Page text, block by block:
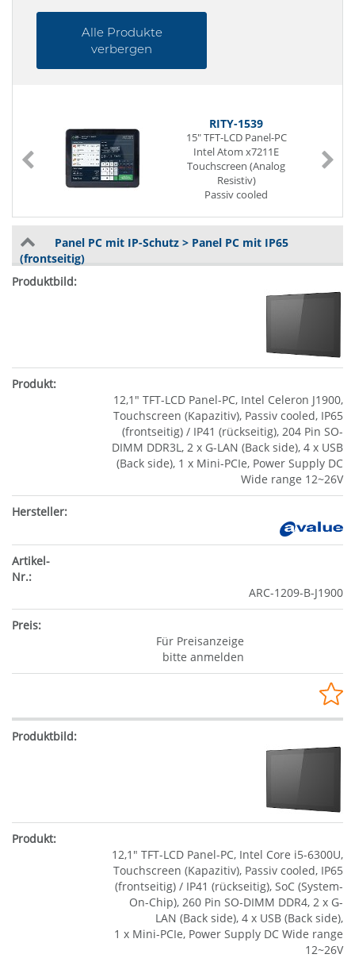
Alle Produkte
verbergen
RITY-1539
15" TFT-LCD Panel-PC
Intel Atom x7211E
Touchscreen (Analog
Resistiv)
Passiv cooled
SoC (System-On-Chip)
262 Pin SO-DIMM DDR5
2 x G-LAN (Back side)
Power Supply DC 12V
Panel PC mit IP-Schutz > Panel PC mit IP65
(frontseitig)
12,1" TFT-LCD Panel-PC, Intel Celeron J1900,
Touchscreen (Kapazitiv), Passiv cooled, IP65
(frontseitig) / IP41 (rückseitig), 204 Pin SO-
DIMM DDR3L, 2 x G-LAN (Back side), 4 x USB
(Back side), 1 x Mini-PCIe, Power Supply DC
Wide range 12~26V
ARC-1209-B-J1900
Für Preisanzeige
bitte anmelden
12,1" TFT-LCD Panel-PC, Intel Core i5-6300U,
Touchscreen (Kapazitiv), Passiv cooled, IP65
(frontseitig) / IP41 (rückseitig), SoC (System-
On-Chip), 260 Pin SO-DIMM DDR4, 2 x G-
LAN (Back side), 4 x USB (Back side),
1 x Mini-PCIe, Power Supply DC Wide range
12~26V